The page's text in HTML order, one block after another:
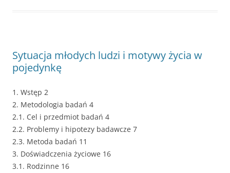
Sytuacja młodych ludzi i motywy życia w
pojedynkę
1. Wstęp 2
2. Metodologia badań 4
2.1. Cel i przedmiot badań 4
2.2. Problemy i hipotezy badawcze 7
2.3. Metoda badań 11
3. Doświadczenia życiowe 16
3.1. Rodzinne 16